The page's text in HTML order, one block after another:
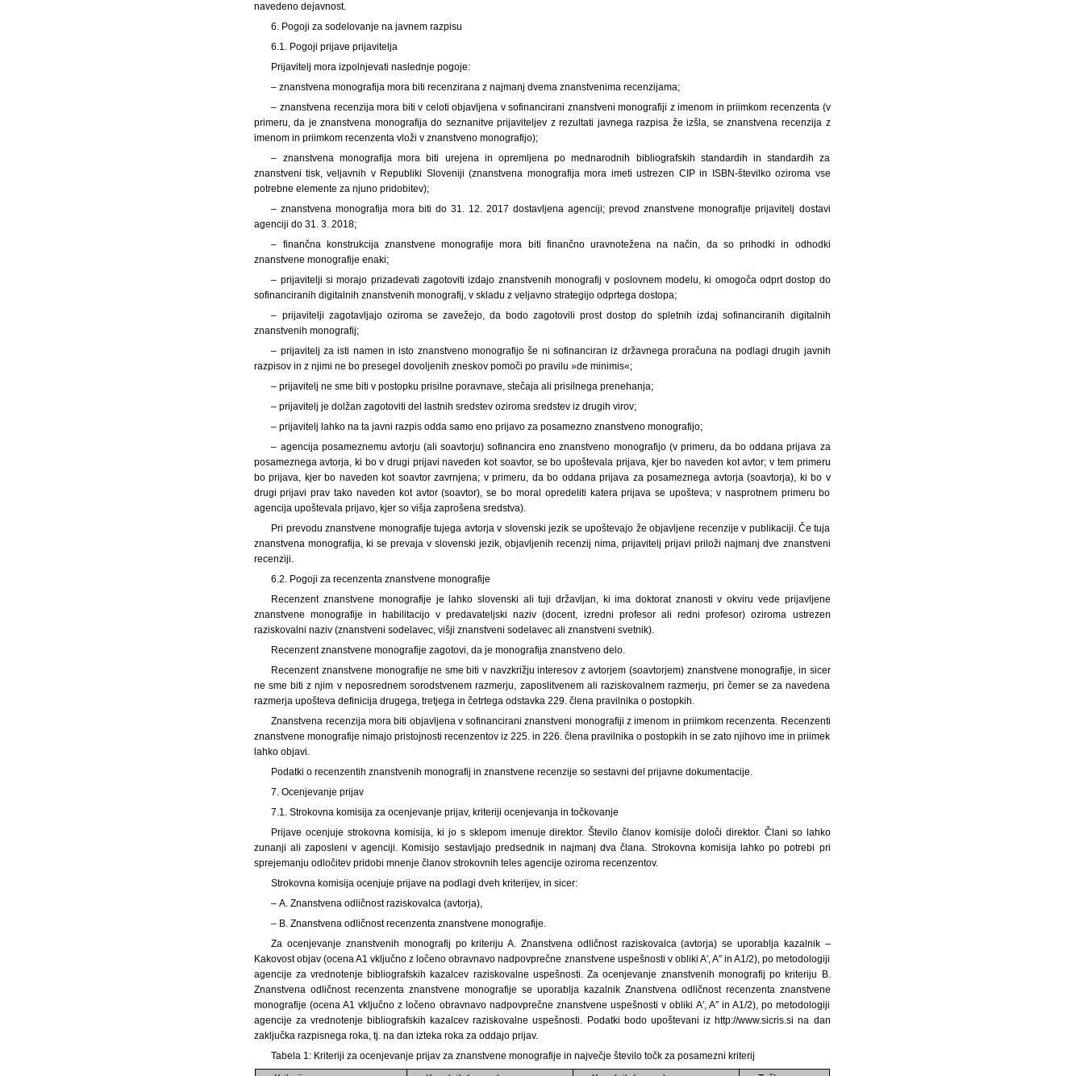
navedeno dejavnost.
6. Pogoji za sodelovanje na javnem razpisu
6.1. Pogoji prijave prijavitelja
Prijavitelj mora izpolnjevati naslednje pogoje:
– znanstvena monografija mora biti recenzirana z najmanj dvema znanstvenima recenzijama;
– znanstvena recenzija mora biti v celoti objavljena v sofinancirani znanstveni monografiji z imenom in priimkom recenzenta (v
primeru, da je znanstvena monografija do seznanitve prijaviteljev z rezultati javnega razpisa že izšla, se znanstvena recenzija z
imenom in priimkom recenzenta vloži v znanstveno monografijo);
– znanstvena monografija mora biti urejena in opremljena po mednarodnih bibliografskih standardih in standardih za
znanstveni tisk, veljavnih v Republiki Sloveniji (znanstvena monografija mora imeti ustrezen CIP in ISBN-številko oziroma vse
potrebne elemente za njuno pridobitev);
– znanstvena monografija mora biti do 31. 12. 2017 dostavljena agenciji; prevod znanstvene monografije prijavitelj dostavi
agenciji do 31. 3. 2018;
– finančna konstrukcija znanstvene monografije mora biti finančno uravnotežena na način, da so prihodki in odhodki
znanstvene monografije enaki;
– prijavitelji si morajo prizadevati zagotoviti izdajo znanstvenih monografij v poslovnem modelu, ki omogoča odprt dostop do
sofinanciranih digitalnih znanstvenih monografij, v skladu z veljavno strategijo odprtega dostopa;
– prijavitelji zagotavljajo oziroma se zavežejo, da bodo zagotovili prost dostop do spletnih izdaj sofinanciranih digitalnih
znanstvenih monografij;
– prijavitelj za isti namen in isto znanstveno monografijo še ni sofinanciran iz državnega proračuna na podlagi drugih javnih
razpisov in z njimi ne bo presegel dovoljenih zneskov pomoči po pravilu »de minimis«;
– prijavitelj ne sme biti v postopku prisilne poravnave, stečaja ali prisilnega prenehanja;
– prijavitelj je dolžan zagotoviti del lastnih sredstev oziroma sredstev iz drugih virov;
– prijavitelj lahko na ta javni razpis odda samo eno prijavo za posamezno znanstveno monografijo;
– agencija posameznemu avtorju (ali soavtorju) sofinancira eno znanstveno monografijo (v primeru, da bo oddana prijava za
posameznega avtorja, ki bo v drugi prijavi naveden kot soavtor, se bo upoštevala prijava, kjer bo naveden kot avtor; v tem primeru
bo prijava, kjer bo naveden kot soavtor zavrnjena; v primeru, da bo oddana prijava za posameznega avtorja (soavtorja), ki bo v
drugi prijavi prav tako naveden kot avtor (soavtor), se bo moral opredeliti katera prijava se upošteva; v nasprotnem primeru bo
agencija upoštevala prijavo, kjer so višja zaprošena sredstva).
Pri prevodu znanstvene monografije tujega avtorja v slovenski jezik se upoštevajo že objavljene recenzije v publikaciji. Če tuja
znanstvena monografija, ki se prevaja v slovenski jezik, objavljenih recenzij nima, prijavitelj prijavi priloži najmanj dve znanstveni
recenziji.
6.2. Pogoji za recenzenta znanstvene monografije
Recenzent znanstvene monografije je lahko slovenski ali tuji državljan, ki ima doktorat znanosti v okviru vede prijavljene
znanstvene monografije in habilitacijo v predavateljski naziv (docent, izredni profesor ali redni profesor) oziroma ustrezen
raziskovalni naziv (znanstveni sodelavec, višji znanstveni sodelavec ali znanstveni svetnik).
Recenzent znanstvene monografije zagotovi, da je monografija znanstveno delo.
Recenzent znanstvene monografije ne sme biti v navzkrižju interesov z avtorjem (soavtorjem) znanstvene monografije, in sicer
ne sme biti z njim v neposrednem sorodstvenem razmerju, zaposlitvenem ali raziskovalnem razmerju, pri čemer se za navedena
razmerja upošteva definicija drugega, tretjega in četrtega odstavka 229. člena pravilnika o postopkih.
Znanstvena recenzija mora biti objavljena v sofinancirani znanstveni monografiji z imenom in priimkom recenzenta. Recenzenti
znanstvene monografije nimajo pristojnosti recenzentov iz 225. in 226. člena pravilnika o postopkih in se zato njihovo ime in priimek
lahko objavi.
Podatki o recenzentih znanstvenih monografij in znanstvene recenzije so sestavni del prijavne dokumentacije.
7. Ocenjevanje prijav
7.1. Strokovna komisija za ocenjevanje prijav, kriteriji ocenjevanja in točkovanje
Prijave ocenjuje strokovna komisija, ki jo s sklepom imenuje direktor. Število članov komisije določi direktor. Člani so lahko
zunanji ali zaposleni v agenciji. Komisijo sestavljajo predsednik in najmanj dva člana. Strokovna komisija lahko po potrebi pri
sprejemanju odločitev pridobi mnenje članov strokovnih teles agencije oziroma recenzentov.
Strokovna komisija ocenjuje prijave na podlagi dveh kriterijev, in sicer:
– A. Znanstvena odličnost raziskovalca (avtorja),
– B. Znanstvena odličnost recenzenta znanstvene monografije.
Za ocenjevanje znanstvenih monografij po kriteriju A. Znanstvena odličnost raziskovalca (avtorja) se uporablja kazalnik –
Kakovost objav (ocena A1 vključno z ločeno obravnavo nadpovprečne znanstvene uspešnosti v obliki A′, A′′ in A1/2), po metodologiji
agencije za vrednotenje bibliografskih kazalcev raziskovalne uspešnosti. Za ocenjevanje znanstvenih monografij po kriteriju B.
Znanstvena odličnost recenzenta znanstvene monografije se uporablja kazalnik Znanstvena odličnost recenzenta znanstvene
monografije (ocena A1 vključno z ločeno obravnavo nadpovprečne znanstvene uspešnosti v obliki A′, A′′ in A1/2), po metodologiji
agencije za vrednotenje bibliografskih kazalcev raziskovalne uspešnosti. Podatki bodo upoštevani iz http://www.sicris.si na dan
zaključka razpisnega roka, tj. na dan izteka roka za oddajo prijav.
Tabela 1: Kriteriji za ocenjevanje prijav za znanstvene monografije in največje število točk za posamezni kriterij